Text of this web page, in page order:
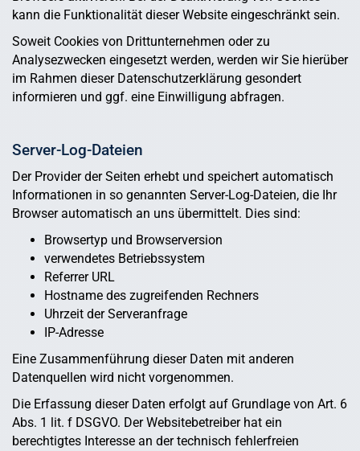
kann die Funktionalität dieser Website eingeschränkt sein.
Soweit Cookies von Drittunternehmen oder zu
Analysezwecken eingesetzt werden, werden wir Sie hierüber
im Rahmen dieser Datenschutzerklärung gesondert
informieren und ggf. eine Einwilligung abfragen.
Server-Log-Dateien
Der Provider der Seiten erhebt und speichert automatisch
Informationen in so genannten Server-Log-Dateien, die Ihr
Browser automatisch an uns übermittelt. Dies sind:
Browsertyp und Browserversion
verwendetes Betriebssystem
Referrer URL
Hostname des zugreifenden Rechners
Uhrzeit der Serveranfrage
IP-Adresse
Eine Zusammenführung dieser Daten mit anderen
Datenquellen wird nicht vorgenommen.
Die Erfassung dieser Daten erfolgt auf Grundlage von Art. 6
Abs. 1 lit. f DSGVO. Der Websitebetreiber hat ein
berechtigtes Interesse an der technisch fehlerfreien